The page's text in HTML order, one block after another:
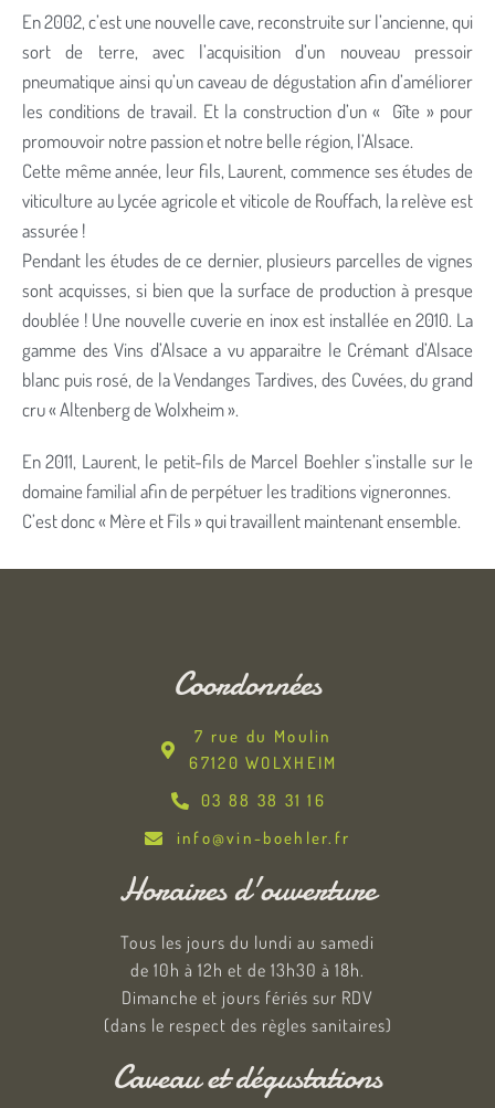
En 2002, c’est une nouvelle cave, reconstruite sur l’ancienne, qui
sort de terre, avec l’acquisition d’un nouveau pressoir
pneumatique ainsi qu’un caveau de dégustation afin d’améliorer
les conditions de travail. Et la construction d’un « Gîte » pour
promouvoir notre passion et notre belle région, l’Alsace.
Cette même année, leur fils, Laurent, commence ses études de
viticulture au Lycée agricole et viticole de Rouffach, la relève est
assurée !
Pendant les études de ce dernier, plusieurs parcelles de vignes
sont acquisses, si bien que la surface de production à presque
doublée ! Une nouvelle cuverie en inox est installée en 2010. La
gamme des Vins d’Alsace a vu apparaitre le Crémant d’Alsace
blanc puis rosé, de la Vendanges Tardives, des Cuvées, du grand
cru « Altenberg de Wolxheim ».
En 2011, Laurent, le petit-fils de Marcel Boehler s’installe sur le
domaine familial afin de perpétuer les traditions vigneronnes.
C’est donc « Mère et Fils » qui travaillent maintenant ensemble.
Coordonnées
7 rue du Moulin
67120 WOLXHEIM
03 88 38 31 16
info@vin-boehler.fr
Horaires d'ouverture
Tous les jours du lundi au samedi
de 10h à 12h et de 13h30 à 18h.
Dimanche et jours fériés sur RDV
(dans le respect des règles sanitaires)
Caveau et dégustations